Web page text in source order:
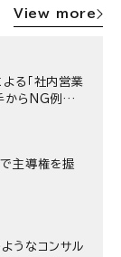
View more
る「社内営業
からNG例ま
で主導権を握
うなコンサル